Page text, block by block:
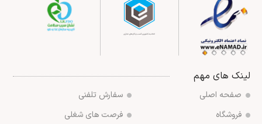
لینک های مهم
صفحه اصلی
فروشگاه
سفارش تلفنی
فرصت های شغلی